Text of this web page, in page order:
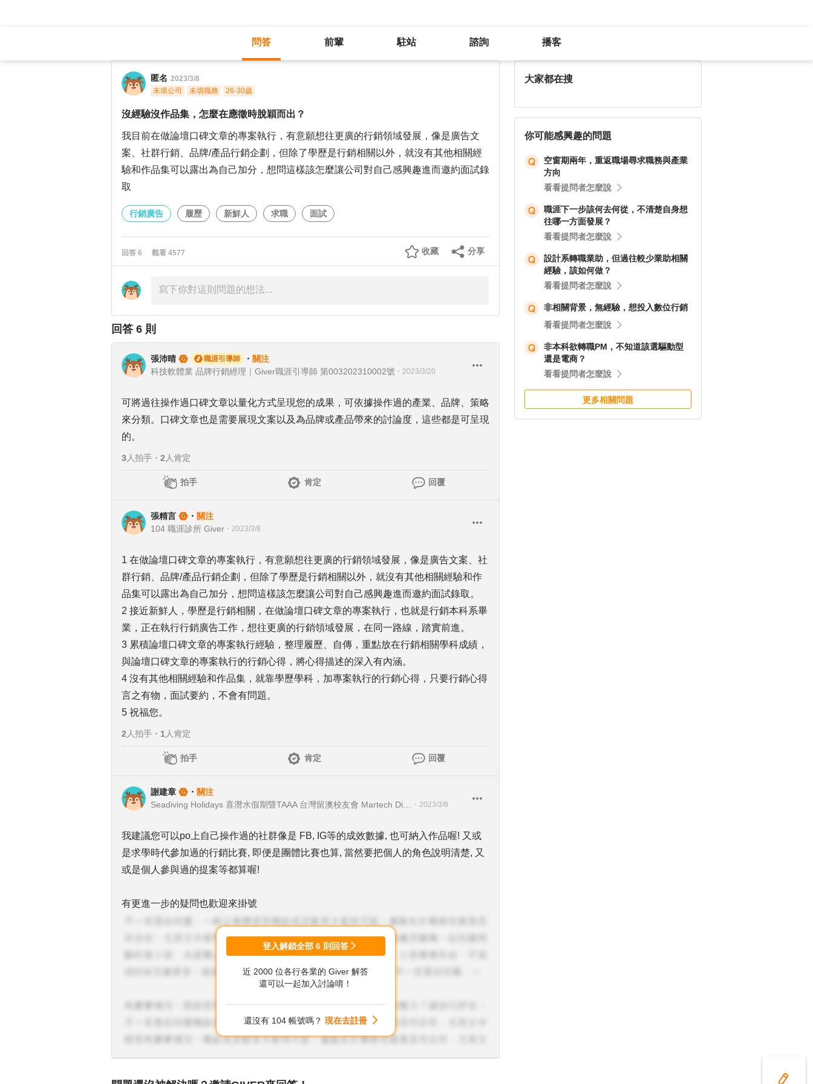
問答 前輩 駐站 諮詢 播客
匿名 2023/3/8
未填公司
未填職務 26-30歲
沒經驗沒作品集，怎麼在應徵時脫穎而出？
我目前在做論壇口碑文章的專案執行，有意願想往更廣的行銷領域發展，像是廣告文
案、社群行銷、品牌/產品行銷企劃，但除了學歷是行銷相關以外，就沒有其他相關經
驗和作品集可以露出為自己加分，想問這樣該怎麼讓公司對自己感興趣進而邀約面試錄
取
行銷廣告 履歷 新鮮人 求職 面試
回答 6 觀看 4577 分享
收藏
回答 6 則
張沛晴 職涯引導師 ・ 關注
科技軟體業 品牌行銷經理｜Giver職涯引導師 第003202310002號 ・ 2023/3/20
可將過往操作過口碑文章以量化方式呈現您的成果，可依據操作過的產業、品牌、策略
來分類。口碑文章也是需要展現文案以及為品牌或產品帶來的討論度，這些都是可呈現
的。
3人拍手 ・ 2 人肯定
拍手 肯定 回覆
張精言 ・ 關注
104 職涯診所 Giver ・ 2023/3/8
1 在做論壇口碑文章的專案執行，有意願想往更廣的行銷領域發展，像是廣告文案、社
群行銷、品牌/產品行銷企劃，但除了學歷是行銷相關以外，就沒有其他相關經驗和作
品集可以露出為自己加分，想問這樣該怎麼讓公司對自己感興趣進而邀約面試錄取。
2 接近新鮮人，學歷是行銷相關，在做論壇口碑文章的專案執行，也就是行銷本科系畢
業，正在執行行銷廣告工作，想往更廣的行銷領域發展，在同一路線，踏實前進。
3 累積論壇口碑文章的專案執行經驗，整理履歷、自傳，重點放在行銷相關學科成績，
與論壇口碑文章的專案執行的行銷心得，將心得描述的深入有內涵。
4 沒有其他相關經驗和作品集，就靠學歷學科，加專案執行的行銷心得，只要行銷心得
言之有物，面試要約，不會有問題。
5 祝福您。
2 人拍手 ・ 1 人肯定
拍手 肯定 回覆
謝建章 ・ 關注
・ 2023/3/8
我建議您可以po上自己操作過的社群像是 FB, IG等的成效數據, 也可納入作品喔! 又或
是求學時代參加過的行銷比賽, 即便是團體比賽也算, 當然要把個人的角色說明清楚, 又
或是個人參與過的提案等都算喔!
有更進一步的疑問也歡迎來掛號
登入解鎖全部 6 則回答
近 2000 位各行各業的 Giver 解答
還可以一起加入討論唷！
還沒有 104 帳號嗎？ 現在去註冊
大家都在搜
你可能感興趣的問題
空窗期兩年，重返職場尋求職務與產業
方向
看看提問者怎麼說
職涯下一步該何去何從，不清楚自身想
往哪一方面發展？
看看提問者怎麼說
設計系轉職業助，但過往較少業助相關
經驗，該如何做？
看看提問者怎麼說
非相關背景，無經驗，想投入數位行銷
看看提問者怎麼說
非本科欲轉職PM，不知道該選驅動型
還是電商？
看看提問者怎麼說
更多相關問題